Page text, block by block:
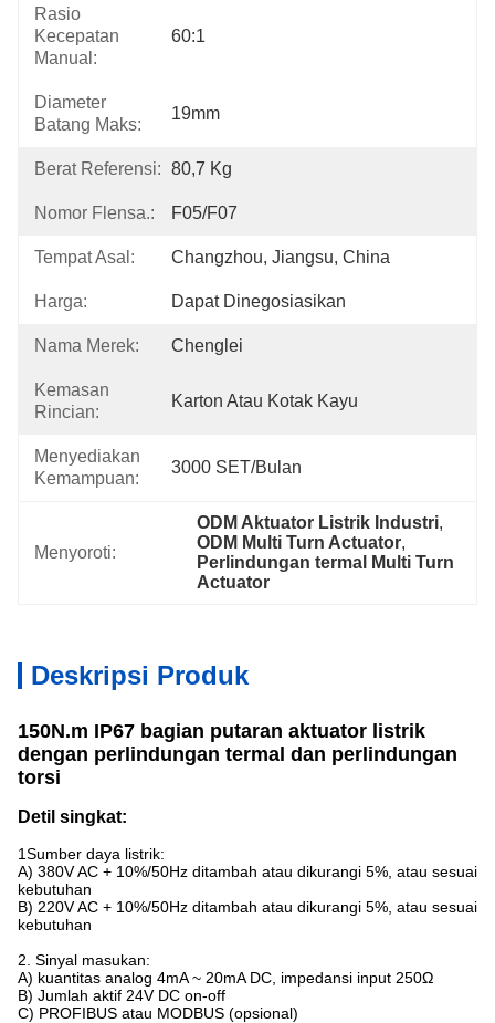
Rasio
Kecepatan
Manual:
60:1
Diameter
Batang Maks:
19mm
Berat Referensi: 80,7 Kg
Nomor Flensa.: F05/F07
Tempat Asal: Changzhou, Jiangsu, China
Harga: Dapat Dinegosiasikan
Nama Merek: Chenglei
Kemasan
Rincian:
Karton Atau Kotak Kayu
Menyediakan
Kemampuan:
3000 SET/Bulan
Menyoroti:
ODM Aktuator Listrik Industri,
ODM Multi Turn Actuator,
Perlindungan termal Multi Turn
Actuator
Deskripsi Produk
150N.m IP67 bagian putaran aktuator listrik
dengan perlindungan termal dan perlindungan
torsi
Detil singkat:
1Sumber daya listrik:
A) 380V AC + 10%/50Hz ditambah atau dikurangi 5%, atau sesuai
kebutuhan
B) 220V AC + 10%/50Hz ditambah atau dikurangi 5%, atau sesuai
kebutuhan
2. Sinyal masukan:
A) kuantitas analog 4mA ~ 20mA DC, impedansi input 250Ω
B) Jumlah aktif 24V DC on-off
C) PROFIBUS atau MODBUS (opsional)